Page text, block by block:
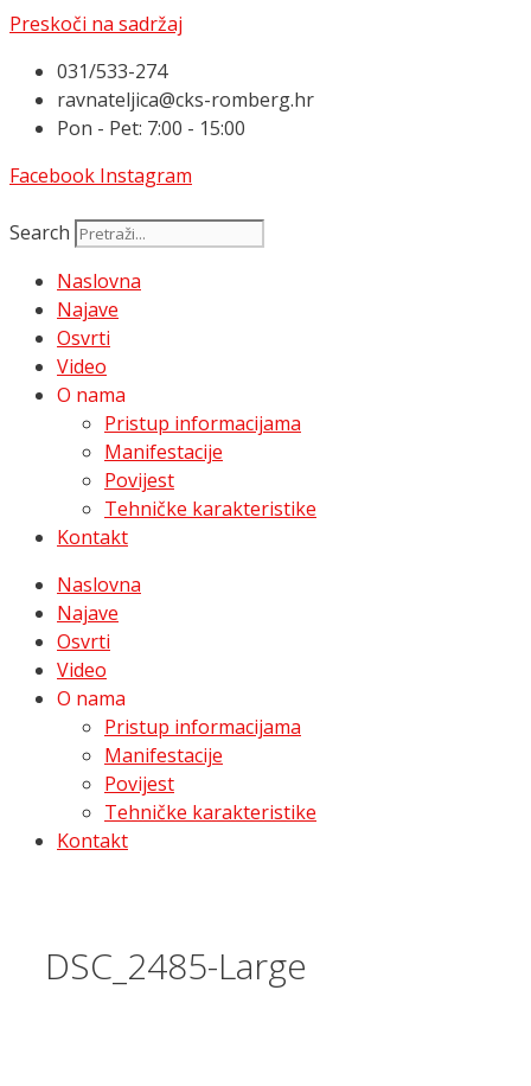
Preskoči na sadržaj
031/533-274
ravnateljica@cks-romberg.hr
Pon - Pet: 7:00 - 15:00
Facebook Instagram
Search
Naslovna
Najave
Osvrti
Video
O nama
Pristup informacijama
Manifestacije
Povijest
Tehničke karakteristike
Kontakt
Naslovna
Najave
Osvrti
Video
O nama
Pristup informacijama
Manifestacije
Povijest
Tehničke karakteristike
Kontakt
DSC_2485-Large